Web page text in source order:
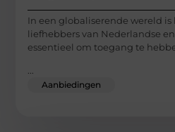
In een globaliserende wereld is
liefhebbers van Nederlandse
essentieel om toegang te
...
Aanbiedingen